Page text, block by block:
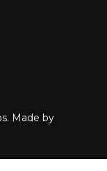
Made by